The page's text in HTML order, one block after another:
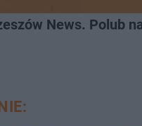
News. Polub